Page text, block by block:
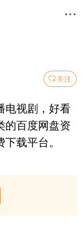
关注
电视剧，好看
的百度网盘资
载平台。